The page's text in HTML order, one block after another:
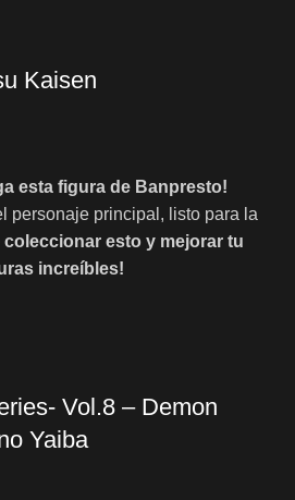
Kaisen
esta figura de Banpresto!
personaje principal, listo para la
coleccionar esto y mejorar tu
increíbles!
Vol.8 – Demon
Yaiba